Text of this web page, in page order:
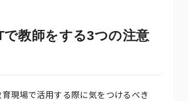
で教師をする3つの注意
現場で活用する際に気をつけるべき